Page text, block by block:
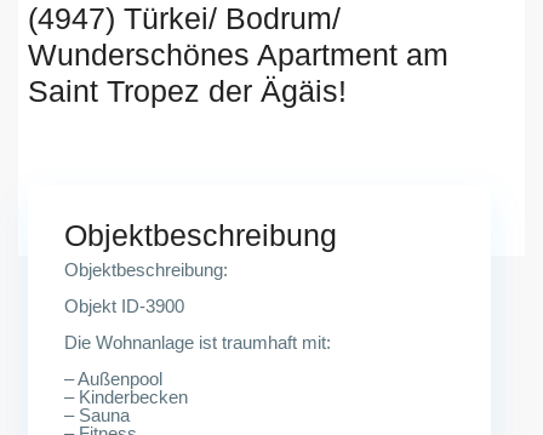
(4947) Türkei/ Bodrum/
Wunderschönes Apartment am
Saint Tropez der Ägäis!
Objektbeschreibung
Objektbeschreibung:
Objekt ID-3900
Die Wohnanlage ist traumhaft mit:
– Außenpool
– Kinderbecken
– Sauna